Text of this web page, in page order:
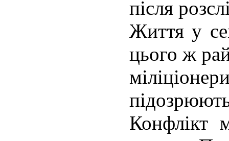
після
Життя у
цього ж
Конфлікт